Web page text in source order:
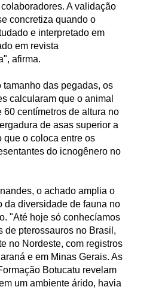
A validação
concretiza quando o
e interpretado em
em revista
afirma.
tamanho das pegadas, os
calcularam que o animal
60 centímetros de altura no
de asas superior a
que o coloca entre os
do icnogênero no
o achado amplia o
da diversidade de fauna no
"Até hoje só conhecíamos
de pterossauros no Brasil,
no Nordeste, com registros
e em Minas Gerais. As
Botucatu revelam
um ambiente árido, havia